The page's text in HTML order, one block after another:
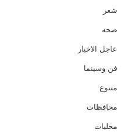
شعر
صحه
عاجل الاخبار
فن وسينما
متنوع
محافظات
محليات